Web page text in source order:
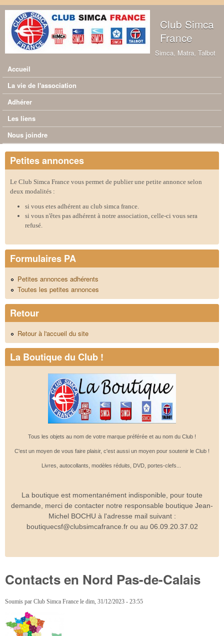
Aller au contenu principal
Club Simca
France
Simca, Matra, Talbot
Menu principal
Accueil
La vie de l'association
Adhérer
Les liens
Nous joindre
Petites annonces
Le Club Simca France vous permet de publier une petite annonce selon
deux modalités :
si vous etes adhérent au club simca france.
si vous n'êtes pas adhérent à notre association, celle-ci vous sera
refusé.
Formulaires PA
Petites annonces adhérents
Toutes les petites annonces
Retour
Retour à l'accueil du site
La Boutique du Club !
Tous les objets au nom de votre marque préférée et au nom du Club !
C'est un moyen de vous faire plaisir, c'est aussi un moyen pour soutenir le Club !
Livres, autocollants, modèles réduits, DVD, portes-clefs...
La boutique est momentanément indisponible, pour toute
demande, merci de contacter notre responsable boutique Jean-
Michel BOCHU à l'adresse mail suivant :
boutiquecsf@clubsimcafrance.fr ou au 06.09.20.37.02
Contacts en Nord Pas-de-Calais
Soumis par Club Simca France le dim, 31/12/2023 - 23:55